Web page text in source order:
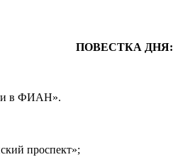
ПОВЕСТКА ДНЯ:
в ФИАН».
проспект»;